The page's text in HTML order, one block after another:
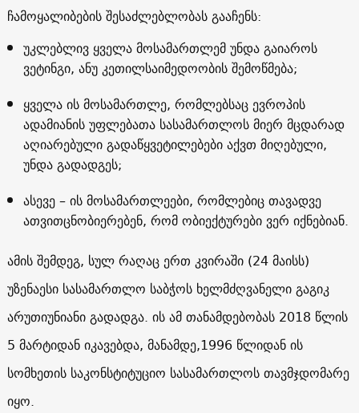
ჩამოყალიბების შესაძლებლობას გააჩენს:
უკლებლივ ყველა მოსამართლემ უნდა გაიაროს
ვეტინგი, ანუ კეთილსაიმედოობის შემოწმება;
ყველა ის მოსამართლე, რომლებსაც ევროპის
ადამიანის უფლებათა სასამართლოს მიერ მცდარად
აღიარებული გადაწყვეტილებები აქვთ მიღებული,
უნდა გადადგეს;
ასევე – ის მოსამართლეები, რომლებიც თავადვე
ათვითცნობიერებენ, რომ ობიექტურები ვერ იქნებიან.
ამის შემდეგ, სულ რაღაც ერთ კვირაში (24 მაისს)
უზენაესი სასამართლო საბჭოს ხელმძღვანელი გაგიკ
არუთიუნიანი გადადგა. ის ამ თანამდებობას 2018 წლის
5 მარტიდან იკავებდა, მანამდე,1996 წლიდან ის
სომხეთის საკონსტიტუციო სასამართლოს თავმჯდომარე
იყო.